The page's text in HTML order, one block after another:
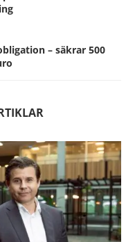
– säkrar 500